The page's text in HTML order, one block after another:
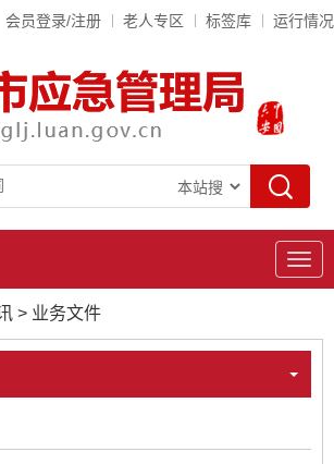
会员登录/注册 老人专区 标签库 运行情况
导
航
> 业务文件